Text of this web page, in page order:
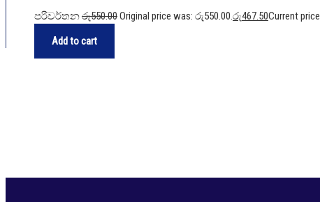
පරිවර්තනරු550.00Original price was: රු550.00.රු467.50Current price
Add to cart